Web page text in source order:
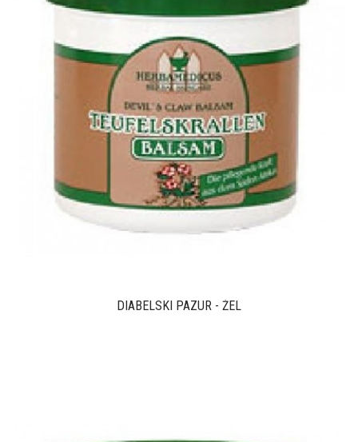
DIABELSKI PAZUR - ŻEL